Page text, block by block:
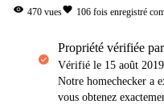
visibility 470 vuesfavorite 106 fois enregistré
propriété vérifiée
Vérifié le 15 août 2019
Notre homechecker a
vous obtenez